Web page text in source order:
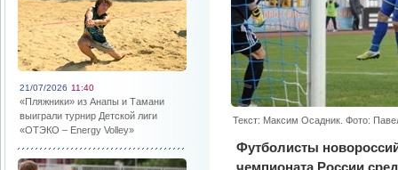
21/07/2026 11:40
«Пляжники» из Анапы и Тамани
выиграли турнир Детской лиги
«ОТЭКО – Energy Volley»
Текст: Максим Осадник. Фото:
Футболисты
чемпионата России